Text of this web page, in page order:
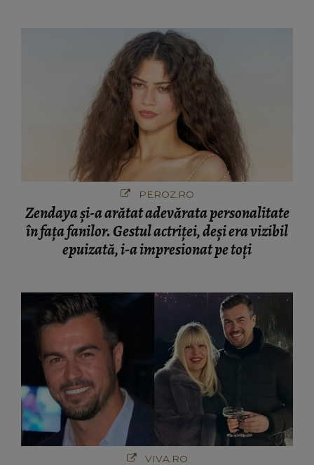
PEROZ.RO
Zendaya și-a arătat adevărata personalitate
în fața fanilor. Gestul actriței, deși era vizibil
epuizată, i-a impresionat pe toți
VIVA.RO